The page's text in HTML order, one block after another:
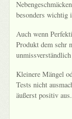
besonders wichtig
Auch wenn
Produkt dem sehr
Kleinere Mängel
Tests nicht
äußerst positiv aus.